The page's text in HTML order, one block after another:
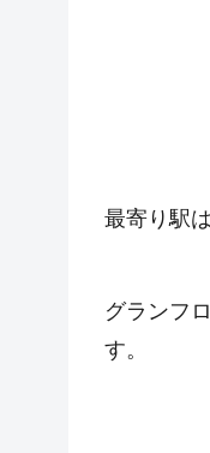
最寄り駅
グランフ
す。